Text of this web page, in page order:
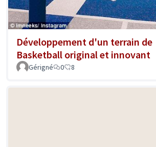
Développement d'un terrain de
Basketball original et innovant
Gérigné 0 8